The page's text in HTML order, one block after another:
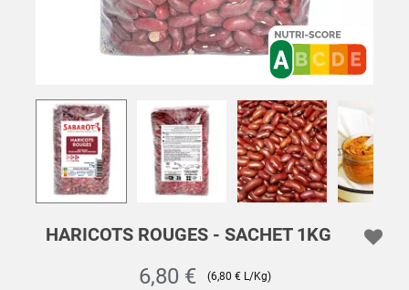
HARICOTS ROUGES - SACHET 1KG
6,80 € (6,80 € L/Kg)